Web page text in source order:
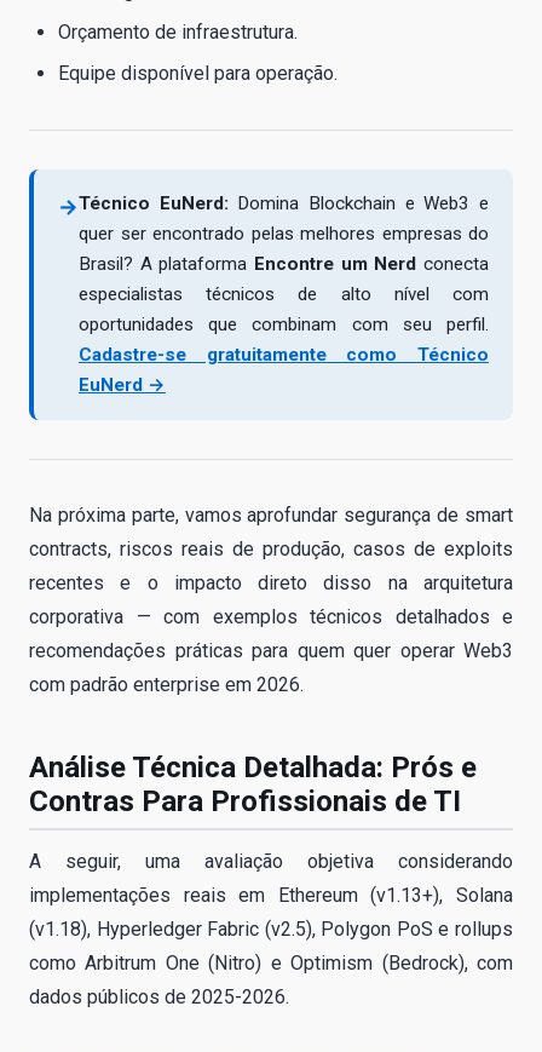
Orçamento de infraestrutura.
Equipe disponível para operação.
→Técnico EuNerd: Domina Blockchain e Web3 e
quer ser encontrado pelas melhores empresas do
Brasil? A plataforma Encontre um Nerd conecta
especialistas técnicos de alto nível com
oportunidades que combinam com seu perfil.
Cadastre-se gratuitamente como Técnico
EuNerd →
Na próxima parte, vamos aprofundar segurança de smart
contracts, riscos reais de produção, casos de exploits
recentes e o impacto direto disso na arquitetura
corporativa — com exemplos técnicos detalhados e
recomendações práticas para quem quer operar Web3
com padrão enterprise em 2026.
Análise Técnica Detalhada: Prós e
Contras Para Profissionais de TI
A seguir, uma avaliação objetiva considerando
implementações reais em Ethereum (v1.13+), Solana
(v1.18), Hyperledger Fabric (v2.5), Polygon PoS e rollups
como Arbitrum One (Nitro) e Optimism (Bedrock), com
dados públicos de 2025-2026.